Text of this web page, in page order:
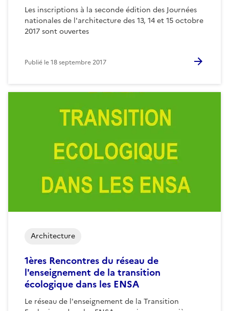
Les inscriptions à la seconde édition des Journées
nationales de l'architecture des 13, 14 et 15 octobre
2017 sont ouvertes
Publié le18 septembre 2017
1ères Rencontres du réseau de
l'enseignement de la transition
écologique dans les ENSA
Le réseau de l'enseignement de la Transition
Architecture